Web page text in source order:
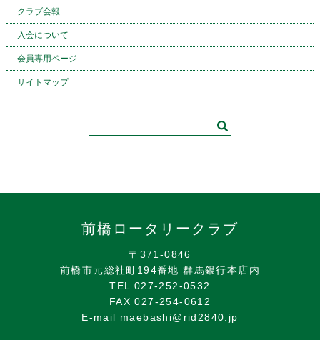
クラブ会報
入会について
会員専用ページ
サイトマップ
前橋ロータリークラブ
〒371-0846
前橋市元総社町194番地 群馬銀行本店内
TEL 027-252-0532
FAX 027-254-0612
E-mail maebashi@rid2840.jp